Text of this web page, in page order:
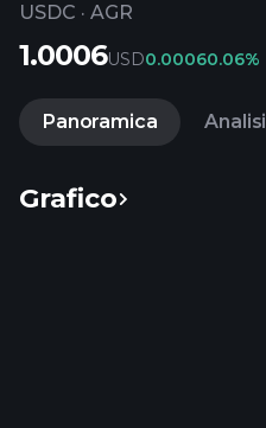
USDC · AGR
1.0006USD0.00060.06%
Panoramica Analisi
Grafico